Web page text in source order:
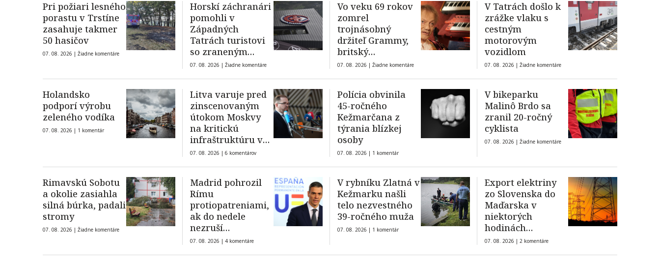
Pri požiari lesného
porastu v Trstíne
zasahuje takmer
50 hasičov
07. 08. 2026 | Žiadne komentáre
Horskí záchranári
pomohli v
Západných
Tatrách turistovi
so zraneným
členkom
07. 08. 2026 | Žiadne komentáre
Vo veku 69 rokov
zomrel
trojnásobný
držiteľ Grammy,
britský
elektronický
Orbit
07. 08. 2026 | Žiadne komentáre
V Tatrách došlo k
zrážke vlaku s
cestným
motorovým
vozidlom
07. 08. 2026 | Žiadne komentáre
Holandsko
podporí výrobu
zeleného vodíka
07. 08. 2026 | 1 komentár
Litva varuje pred
zinscenovaným
útokom Moskvy
na kritickú
infraštruktúru v
Pobaltí s použitím
07. 08. 2026 | 6 komentárov
Polícia obvinila
45-ročného
Kežmarčana z
týrania blízkej
osoby
07. 08. 2026 | 1 komentár
V bikeparku
Malinô Brdo sa
zranil 20-ročný
cyklista
07. 08. 2026 | Žiadne komentáre
Rimavskú Sobotu
a okolie zasiahla
silná búrka, padali
stromy
07. 08. 2026 | Žiadne komentáre
Madrid pohrozil
Rímu
protiopatreniami,
ak do nedele
nezruší
diskriminačné
07. 08. 2026 | 4 komentáre
V rybníku Zlatná v
Kežmarku našli
telo nezvestného
39-ročného muža
07. 08. 2026 | 1 komentár
Export elektriny
zo Slovenska do
Maďarska v
niektorých
hodinách
presiahol 2,5 GW
07. 08. 2026 | 2 komentáre